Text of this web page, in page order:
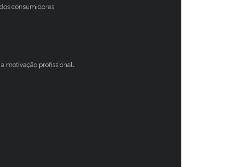
consumidores.
motivação profissional.